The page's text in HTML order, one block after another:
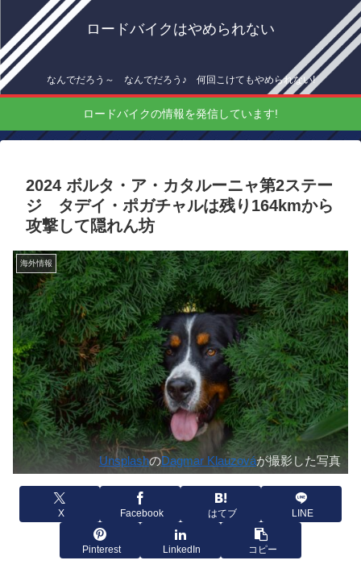
ロードバイクはやめられない
なんでだろう～ なんでだろう♪ 何回こけてもやめられない!
ロードバイクの情報を発信しています!
2024 ボルタ・ア・カタルーニャ第2ステー
ジ タデイ・ポガチャルは残り164kmから
攻撃して隠れん坊
海外情報
UnsplashのDagmar Klauzováが撮影した写真
X Facebook はてブ LINE
Pinterest LinkedIn コピー